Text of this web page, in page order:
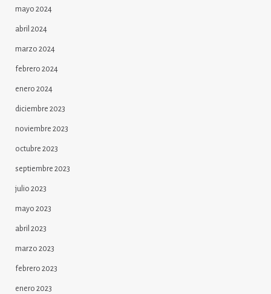
mayo 2024
abril 2024
marzo 2024
febrero 2024
enero 2024
diciembre 2023
noviembre 2023
octubre 2023
septiembre 2023
julio 2023
mayo 2023
abril 2023
marzo 2023
febrero 2023
enero 2023